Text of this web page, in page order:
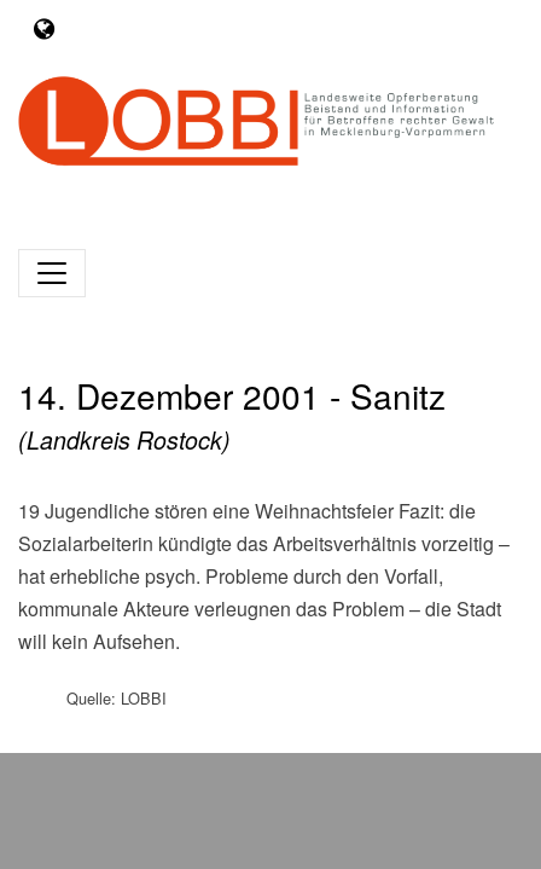
14. Dezember 2001 - Sanitz
(Landkreis Rostock)
19 Jugendliche stören eine Weihnachtsfeier Fazit: die
Sozialarbeiterin kündigte das Arbeitsverhältnis vorzeitig –
hat erhebliche psych. Probleme durch den Vorfall,
kommunale Akteure verleugnen das Problem – die Stadt
will kein Aufsehen.
Quelle: LOBBI